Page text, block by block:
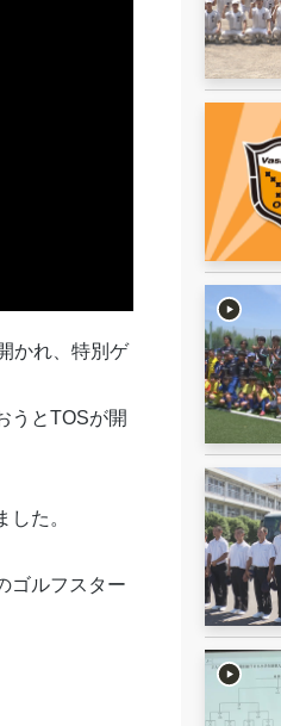
かれ、特別ゲ
うとTOSが開
た。
ゴルフスター